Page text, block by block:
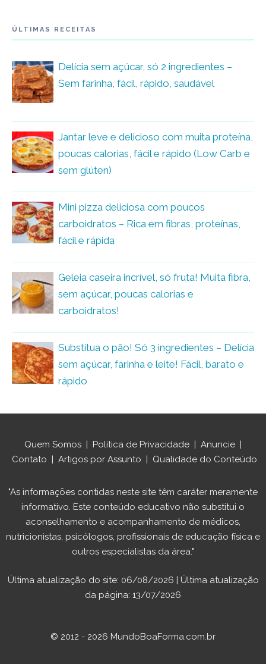
ÚLTIMAS RECEITAS
Delícia sem açúcar, só 2 ingredientes –
Sem farinha, fácil, rápido, saudável
Jantar leve e delicioso com muita proteína,
poucas calorias, fácil e rápido (Low Carb e
sem glúten)
Mini pizza deliciosa com poucos
carboidratos – Rica em fibras, proteínas,
fácil e rápida
Geleia caseira incrível, só fruta! Muita fibra,
sem açúcar, poucas calorias e
carboidratos!
Substitua o pão! Só 3 ingredientes – Delícia
sem açúcar, farinha e leite! Fácil, barato e
rápido
Quem Somos Política de Privacidade Anuncie
Contato
Artigos por Assunto Qualidade do Conteúdo
"As informações contidas neste site têm caráter meramente
informativo. Este conteúdo educativo não substitui o
aconselhamento e acompanhamento de médicos,
nutricionistas, psicólogos, profissionais de educação física e
outros especialistas da área."
Última atualização do site: 06/08/2026 | Última atualização
da página: 13/07/2026
© 2012 - 2026 MundoBoaForma.com.br